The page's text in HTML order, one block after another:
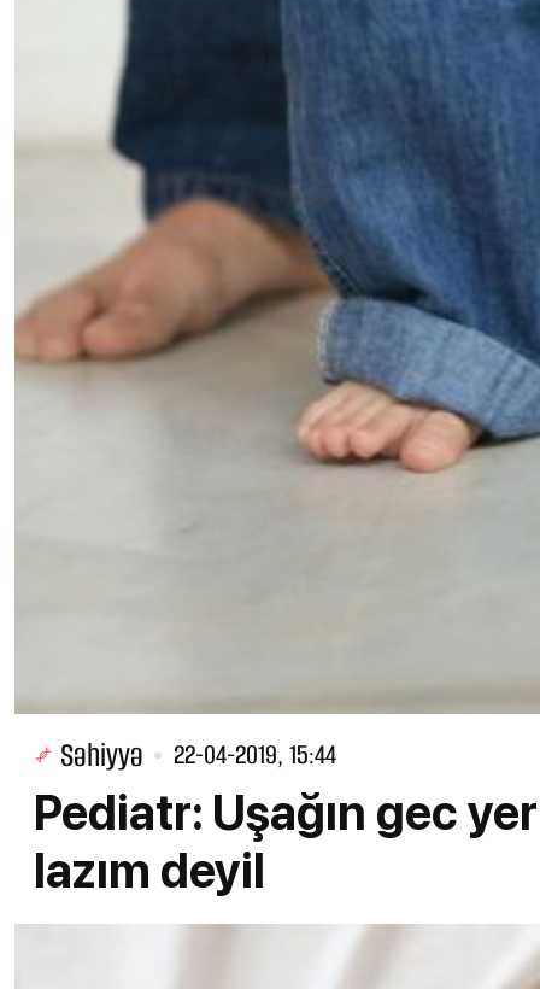
Səhiyyə 22-04-2019, 15:44
Pediatr: Uşağın gec
lazım deyil